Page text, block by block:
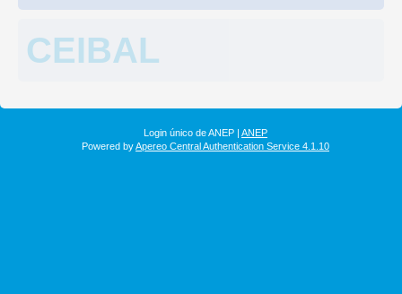
CEIBAL
Login único de ANEP | ANEP
Powered byApereo Central Authentication Service 4.1.10